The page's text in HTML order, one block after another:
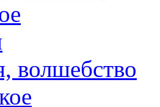
волшебство